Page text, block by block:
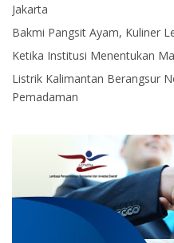
Jakarta
Bakmi Pangsit Ayam, Kuliner
Ketika Institusi Menentukan
Listrik Kalimantan Berangsur
Pemadaman